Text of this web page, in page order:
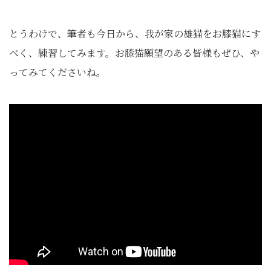
とうわけで、筆者も今日から、我が家の雄猫をお膝猫にす
べく、練習してみます。お膝猫願望のある皆様もぜひ、や
ってみてくださいね。